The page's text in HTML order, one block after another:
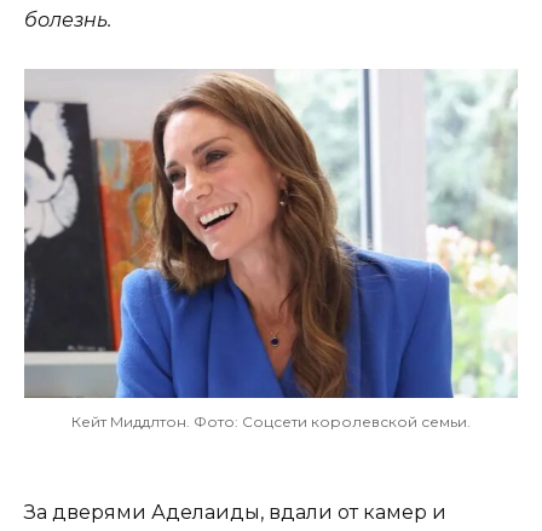
болезнь.
Кейт Миддлтон. Фото: Соцсети королевской семьи.
За дверями Аделаиды, вдали от камер и